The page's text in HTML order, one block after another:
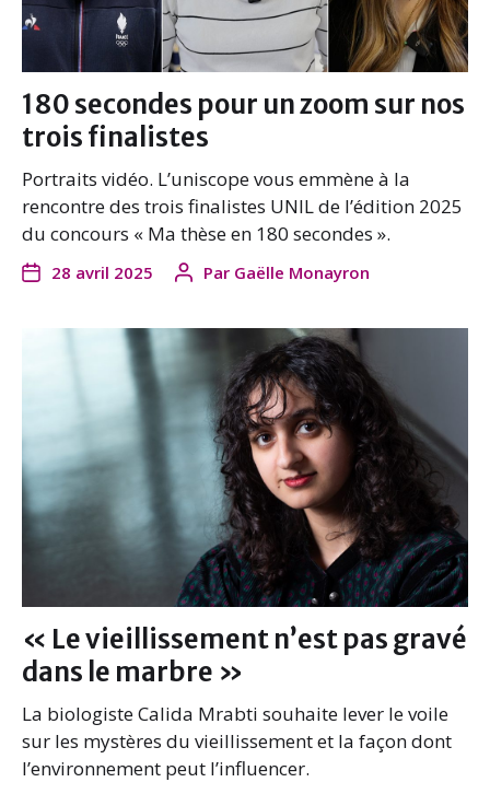
180 secondes pour un zoom sur nos
trois finalistes
Portraits vidéo. L’uniscope vous emmène à la
rencontre des trois finalistes UNIL de l’édition 2025
du concours « Ma thèse en 180 secondes ».
28 avril 2025 Par Gaëlle Monayron
« Le vieillissement n’est pas gravé
dans le marbre »
La biologiste Calida Mrabti souhaite lever le voile
sur les mystères du vieillissement et la façon dont
l’environnement peut l’influencer.